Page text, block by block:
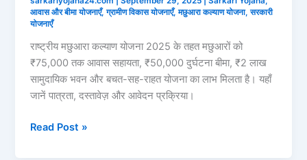
आवास और बीमा योजनाएँ,ग्रामीण विकास योजनाएँ,मछुआरा कल्याण योजना,सरकारी
योजनाएँ
राष्ट्रीय मछुआरा कल्याण योजना 2025 के तहत मछुआरों को
₹75,000 तक आवास सहायता, ₹50,000 दुर्घटना बीमा, ₹2 लाख
सामुदायिक भवन और बचत-सह-राहत योजना का लाभ मिलता है। यहाँ
जानें पात्रता, दस्तावेज़ और आवेदन प्रक्रिया।
“राष्ट्रीय
Read Post »